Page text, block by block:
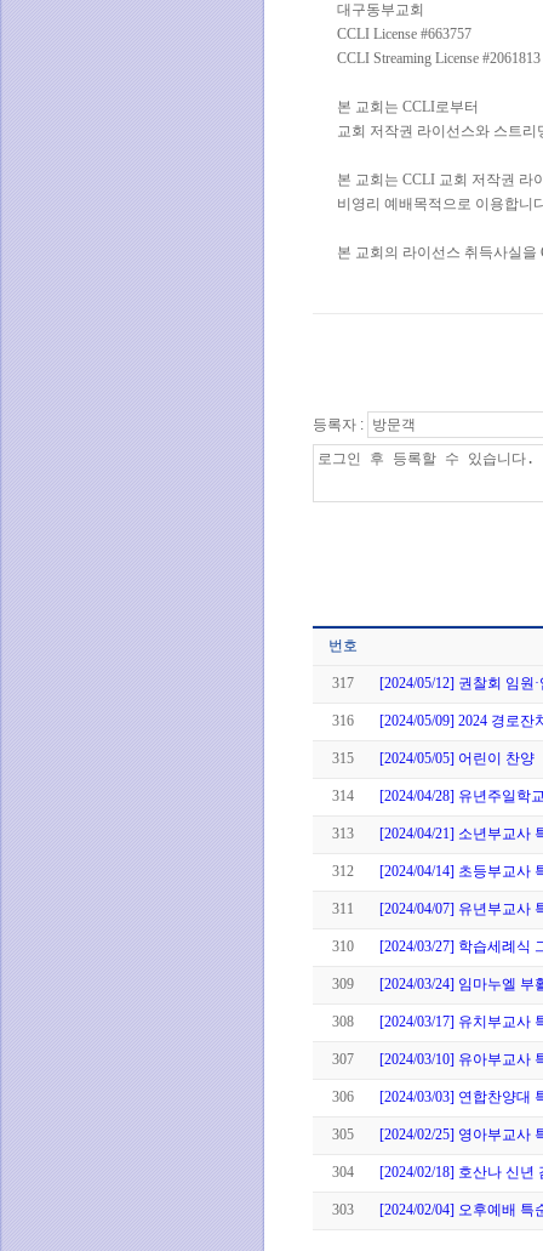
대구동부교회
CCLI License #663757
CCLI Streaming License #2061813
본 교회는 CCLI로부터
교회 저작권 라이선스와 스트
본 교회는 CCLI 교회 저작권
비영리 예배목적으로 이용합니
본 교회의 라이선스 취득사실
등록자 :
번호
317 [2024/05/12] 권찰회 임원
316 [2024/05/09] 2024 경로잔
315 [2024/05/05] 어린이 찬양
314 [2024/04/28] 유년주일학
313 [2024/04/21] 소년부교사
312 [2024/04/14] 초등부교사
311 [2024/04/07] 유년부교사
310 [2024/03/27] 학습세례식
309 [2024/03/24] 임마누엘 부
308 [2024/03/17] 유치부교사
307 [2024/03/10] 유아부교사
306 [2024/03/03] 연합찬양대
305 [2024/02/25] 영아부교사
304 [2024/02/18] 호산나 신년
303 [2024/02/04] 오후예배